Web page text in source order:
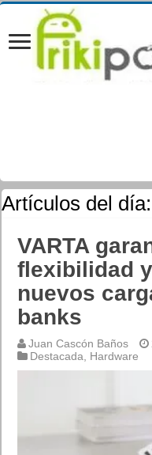
Artículos del día:
VARTA
flexibilidad
nuevos
banks
Juan Cascón Baños
Destacada
Hardware